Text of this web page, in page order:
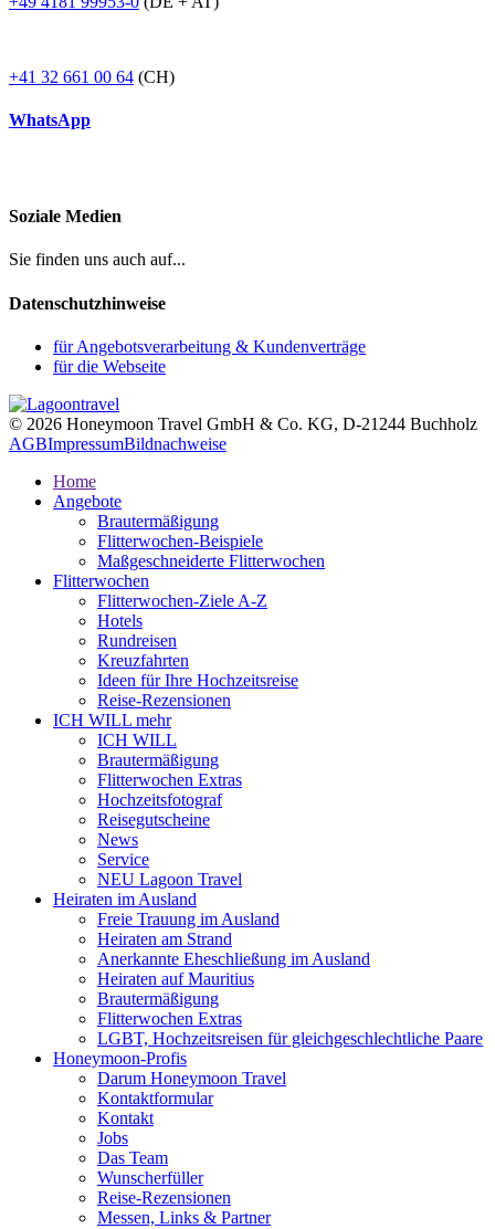
+41 32 661 00 64 (CH)
WhatsApp
Soziale Medien
Sie finden uns auch auf...
Datenschutzhinweise
für Angebotsverarbeitung & Kundenverträge
für die Webseite
© 2026 Honeymoon Travel GmbH & Co. KG, D-21244 Buchholz
AGBImpressumBildnachweise
Home
Angebote
Brautermäßigung
Flitterwochen-Beispiele
Maßgeschneiderte Flitterwochen
Flitterwochen
Flitterwochen-Ziele A-Z
Hotels
Rundreisen
Kreuzfahrten
Ideen für Ihre Hochzeitsreise
Reise-Rezensionen
ICH WILL mehr
ICH WILL
Brautermäßigung
Flitterwochen Extras
Hochzeitsfotograf
Reisegutscheine
News
Service
NEU Lagoon Travel
Heiraten im Ausland
Freie Trauung im Ausland
Heiraten am Strand
Anerkannte Eheschließung im Ausland
Heiraten auf Mauritius
Brautermäßigung
Flitterwochen Extras
LGBT, Hochzeitsreisen für gleichgeschlechtliche Paare
Honeymoon-Profis
Darum Honeymoon Travel
Kontaktformular
Kontakt
Jobs
Das Team
Wunscherfüller
Reise-Rezensionen
Messen, Links & Partner